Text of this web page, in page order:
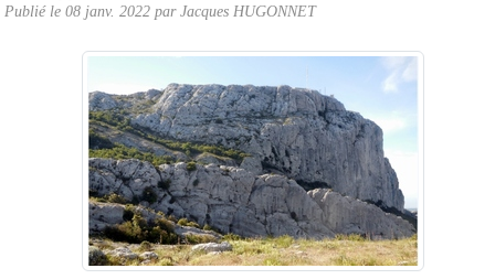
Publié le 08 janv. 2022 par Jacques HUGONNET